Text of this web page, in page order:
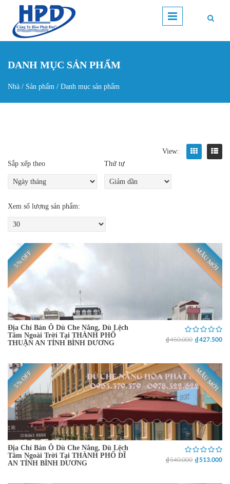
Nhảy đến nội dung
DANH MỤC SẢN PHẨM
Nhà / Sản phẩm / Danh mục sản phẩm
View:
Sắp xếp theo
Thứ tự
Xem số lượng sản phẩm:
5% OFF MẪU MỚI
Địa Chỉ Bán Ô Dù Che Nắng, Dù Lệch
Tâm Ngoài Trời Tại THÀNH PHỐ
THUẬN AN TỈNH BÌNH DƯƠNG
₫ 450.000 ₫ 427.500
5% OFF MẪU MỚI
Địa Chỉ Bán Ô Dù Che Nắng, Dù Lệch
Tâm Ngoài Trời Tại THÀNH PHỐ DĨ
AN TỈNH BÌNH DƯƠNG
₫ 540.000 ₫ 513.000